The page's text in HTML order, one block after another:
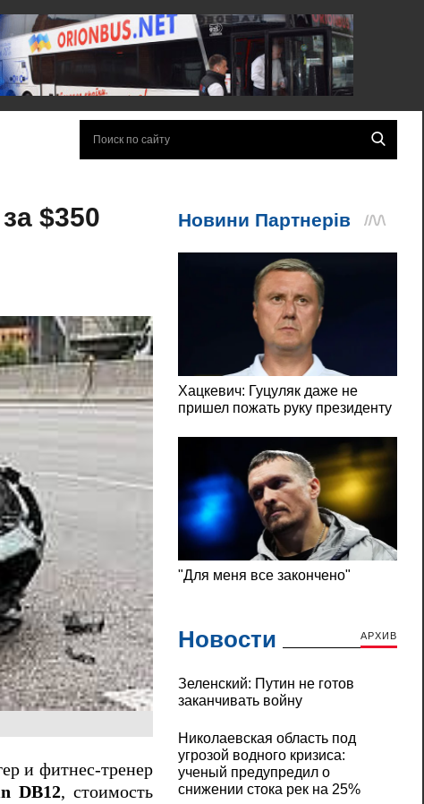
$350
и фитнес‑тренер
DB12, стоимость
Новости АРХИВ
Зеленский: Путин не готов
заканчивать войну
Николаевская область под
угрозой водного кризиса:
ученый предупредил о
снижении стока рек на 25%